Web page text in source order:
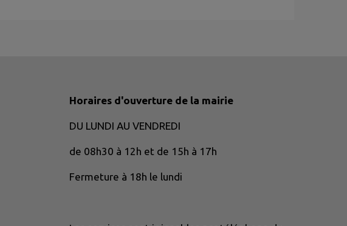
Horaires d'ouverture de la mairie
DU LUNDI AU VENDREDI
de 08h30 à 12h et de 15h à 17h
Fermeture à 18h le lundi